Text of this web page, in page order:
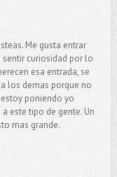
Me gusta entrar
sentir curiosidad por lo
esa entrada, se
los demas porque no
poniendo yo
este tipo de gente. Un
mas grande.